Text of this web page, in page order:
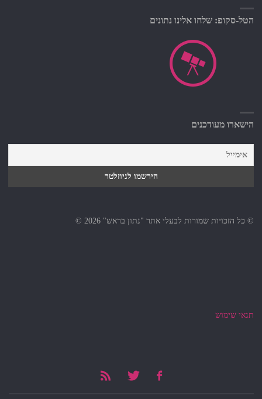
הטל-סקופ: שלחו אלינו נתונים
הישארו מעודכנים
© כל הזכויות שמורות לבעלי אתר "נתון בראש" 2026 ©
תנאי שימוש